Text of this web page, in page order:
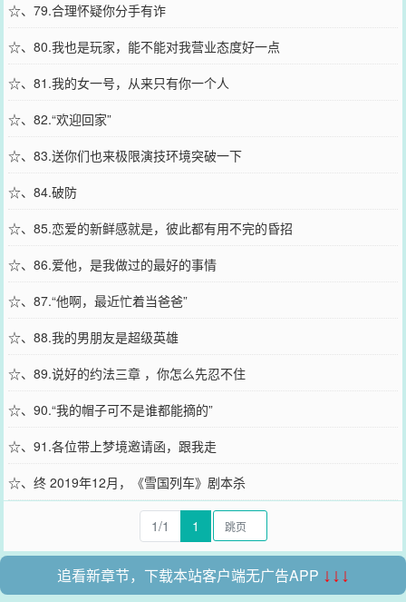
☆、79.合理怀疑你分手有诈
☆、80.我也是玩家，能不能对我营业态度好一点
☆、81.我的女一号，从来只有你一个人
☆、82.“欢迎回家”
☆、83.送你们也来极限演技环境突破一下
☆、84.破防
☆、85.恋爱的新鲜感就是，彼此都有用不完的昏招
☆、86.爱他，是我做过的最好的事情
☆、87.“他啊，最近忙着当爸爸”
☆、88.我的男朋友是超级英雄
☆、89.说好的约法三章 ，你怎么先忍不住
☆、90.“我的帽子可不是谁都能摘的”
☆、91.各位带上梦境邀请函，跟我走
☆、终 2019年12月，《雪国列车》剧本杀
1/1 1
追看新章节，下载本站客户端无广告APP ↓↓↓